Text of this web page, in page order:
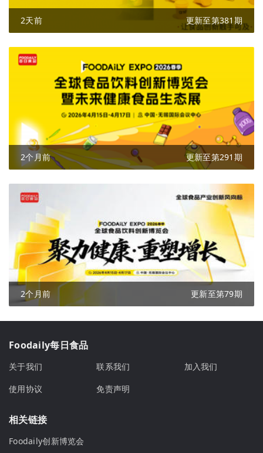
2天前 更新至第381期
2个月前 更新至第291期
2个月前 更新至第79期
Foodaily每日食品
关于我们 联系我们
加入我们
使用协议
免责声明
相关链接
Foodaily创新博览会